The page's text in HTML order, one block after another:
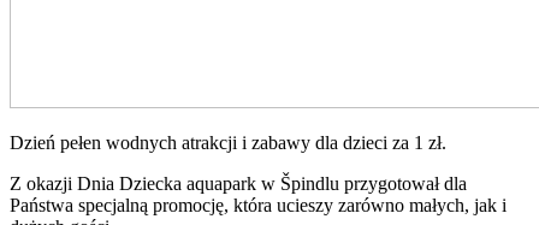
Dzień pełen wodnych atrakcji i zabawy dla dzieci za 1 zł.
Z okazji Dnia Dziecka aquapark w Špindlu przygotował dla
Państwa specjalną promocję, która ucieszy zarówno małych, jak i